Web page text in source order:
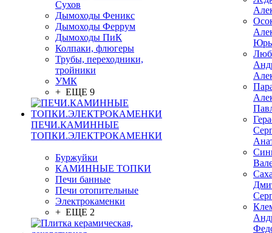
Сухов
Дымоходы Феникс
Дымоходы Феррум
Дымоходы ПиК
Колпаки, флюгеры
Трубы, переходники,
тройники
УМК
+ ЕЩЕ 9
ПЕЧИ.КАМИННЫЕ
ТОПКИ.ЭЛЕКТРОКАМЕНКИ
Буржуйки
КАМИННЫЕ ТОПКИ
Печи банные
Печи отопительные
Электрокаменки
+ ЕЩЕ 2